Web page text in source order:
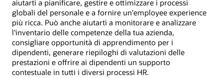
aiutarti a pianificare, gestire e ottimizzare i processi
globali del personale e a fornire un'employee experience
più ricca. Può anche aiutarti a monitorare e analizzare
l'inventario delle competenze della tua azienda,
consigliare opportunità di apprendimento per i
dipendenti, generare riepiloghi di valutazioni delle
prestazioni e offrire ai dipendenti un supporto
contestuale in tutti i diversi processi HR.